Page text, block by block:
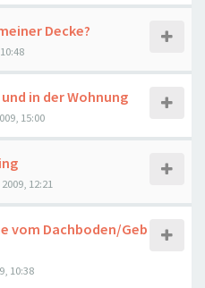
Decke?
in der Wohnung
15:00
12:21
vom Dachboden/Geb
10:38